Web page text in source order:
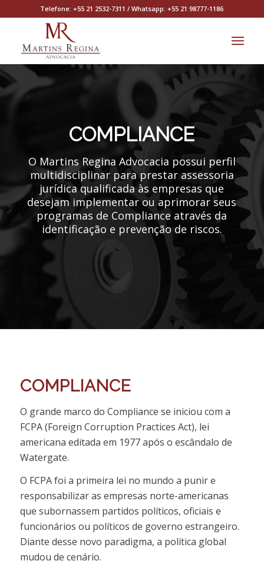
Telefone: +55 21 2532-7311 / Whatsapp: +55 21 98777-1186
COMPLIANCE
O Martins Regina Advocacia possui perfil
multidisciplinar para prestar assessoria
jurídica qualificada às empresas que
desejam implementar ou aprimorar seus
programas de Compliance através da
identificação e prevenção de riscos.
COMPLIANCE
O grande marco do Compliance se iniciou com a
FCPA (Foreign Corruption Practices Act), lei
americana editada em 1977 após o escândalo de
Watergate.
O FCPA foi a primeira lei no mundo a punir e
responsabilizar as empresas norte-americanas
que subornassem partidos políticos, oficiais e
funcionários ou políticos de governo estrangeiro.
Diante desse novo paradigma, a política global
mudou de cenário.